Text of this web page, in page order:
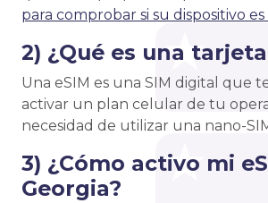
para comprobar si su dispositivo
2) ¿Qué es una
Una eSIM es una SIM digital que
activar un plan celular de tu
necesidad de utilizar una nano-
3) ¿Cómo activo mi
Georgia?